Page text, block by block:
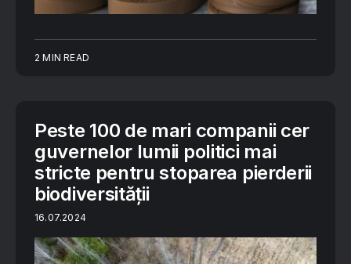
2 MIN READ
Peste 100 de mari companii cer
guvernelor lumii politici mai
stricte pentru stoparea pierderii
biodiversității
16.07.2024